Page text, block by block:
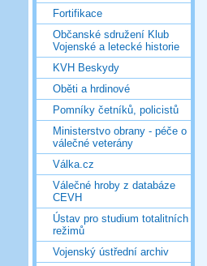
Fortifikace
Občanské sdružení Klub
Vojenské a letecké historie
KVH Beskydy
Oběti a hrdinové
Pomníky četníků, policistů
Ministerstvo obrany - péče o
válečné veterány
Válka.cz
Válečné hroby z databáze
CEVH
Ústav pro studium totalitních
režimů
Vojenský ústřední archiv